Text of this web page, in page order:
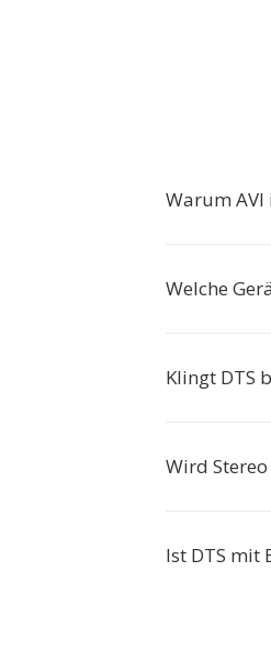
Warum AVI
Welche
Klingt DTS
Wird
Ist DTS mit